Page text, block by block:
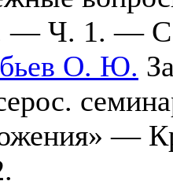
— Ч. 1. —
О. Ю.
—